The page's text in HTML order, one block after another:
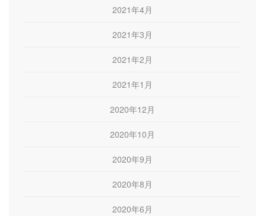
2021年4月
2021年3月
2021年2月
2021年1月
2020年12月
2020年10月
2020年9月
2020年8月
2020年6月